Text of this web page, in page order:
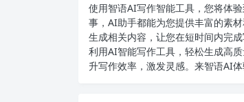
使用智语AI写作智能工具，您将体
事，AI助手都能为您提供丰富的素
生成相关内容，让您在短时间内完成
利用AI智能写作工具，轻松生成高
升写作效率，激发灵感。来智语AI